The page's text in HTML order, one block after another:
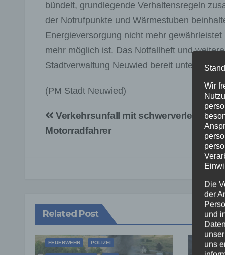
bündelt, grundlegende Verhaltensregeln
der Notrufpunkte und Wärmestuben
Energieversorgung nicht mehr
mehr möglich ist. Das Notfallheft und
Stadtverwaltung Neuwied bereit unter
(PM Stadt Neuwied)
Beitragsnavigation
Verkehrsunfall mit schwerverletztem
Motorradfahrer
Related Post
FEUERWEHR POLIZEI
Wir
Die
der
und
uns